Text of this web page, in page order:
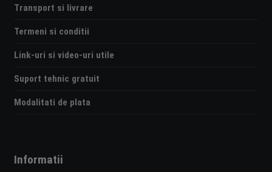
Transport si livrare
Termeni si conditii
Link-uri si video-uri utile
Suport tehnic gratuit
Modalitati de plata
Informatii